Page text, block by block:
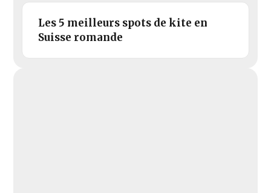
Les 5 meilleurs spots de kite en
Suisse romande